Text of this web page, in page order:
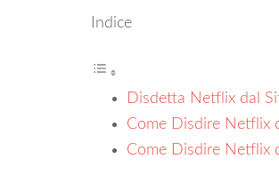
Indice
Disdetta Netflix dal
Come Disdire Netflix
Come Disdire Netflix